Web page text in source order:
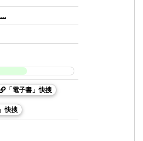
「電子書」快搜
快搜